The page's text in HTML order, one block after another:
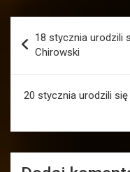
wpisu
18 stycznia urodzili
Chirowski
20 stycznia urodzili się